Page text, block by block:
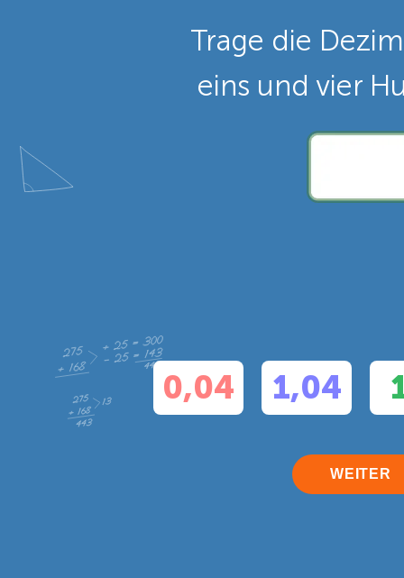
Trage die
eins und vier
1,04
0,04